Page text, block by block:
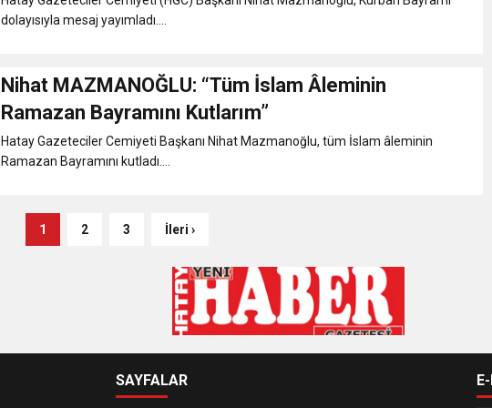
dolayısıyla mesaj yayımladı....
Nihat MAZMANOĞLU: “Tüm İslam Âleminin
Ramazan Bayramını Kutlarım”
Hatay Gazeteciler Cemiyeti Başkanı Nihat Mazmanoğlu, tüm İslam âleminin
Ramazan Bayramını kutladı....
1 2 3 İleri ›
SAYFALAR